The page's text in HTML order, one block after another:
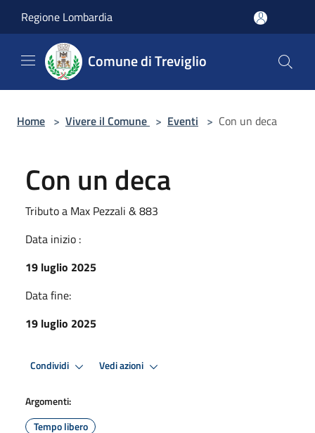
Regione Lombardia
Comune di Treviglio
Home > Vivere il Comune > Eventi > Con un deca
Con un deca
Tributo a Max Pezzali & 883
Data inizio :
19 luglio 2025
Data fine:
19 luglio 2025
Condividi Vedi azioni
Argomenti:
Tempo libero